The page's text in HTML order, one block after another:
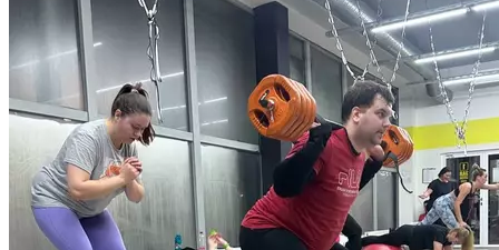
организма, образование мышечного рельефа и реакции.
В каждой тренировке прорабатываются все основные группы
мышц. Длительность тренировки 55 мин.